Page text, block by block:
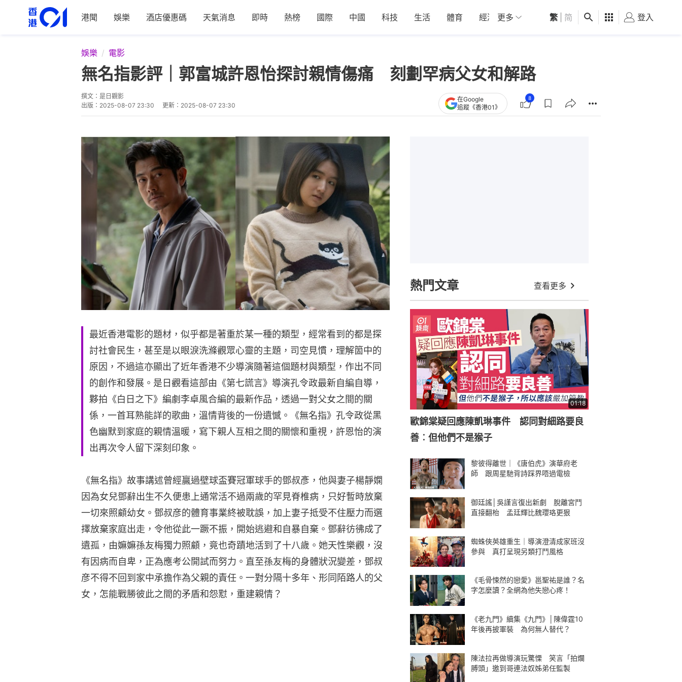
港聞 娛樂 酒店優惠碼 天氣消息 即時 熱榜 國際 中國 科技 生活 體育 經濟 01深圳 觀點 健康 好食玩飛
更多 繁 简 登入
娛樂 電影
無名指影評｜郭富城許恩怡探討親情傷痛 刻劃罕病父女和解路
撰文： 是日觀影
出版： 2025-08-07 23:30 更新： 2025-08-07 23:30
在Google
追蹤《香港01》
8
最近香港電影的題材，似乎都是著重於某一種的類型，經常看到的都是探
討社會民生，甚至是以眼淚洗滌觀眾心靈的主題，司空見慣，理解箇中的
原因，不過這亦顯出了近年香港不少導演隨著這個題材與類型，作出不同
的創作和發展。是日觀看這部由《第七謊言》導演孔令政最新自編自導，
夥拍《白日之下》編劇李卓風合編的最新作品，透過一對父女之間的關
係，一首耳熟能詳的歌曲，溫情背後的一份遺憾。《無名指》孔令政從黑
色幽默到家庭的親情溫暖，寫下親人互相之間的關懷和重視，許恩怡的演
出再次令人留下深刻印象。
《無名指》故事講述曾經贏過壁球盃賽冠軍球手的鄧叔彥，他與妻子楊靜嫻
因為女兒鄧辭出生不久便患上通常活不過兩歲的罕見脊椎病，只好暫時放棄
一切來照顧幼女。鄧叔彦的體育事業終被耽誤，加上妻子抵受不住壓力而選
擇放棄家庭出走，令他從此一蹶不振，開始逃避和自暴自棄。鄧辭彷彿成了
遺孤，由嫲嫲孫友梅獨力照顧，竟也奇蹟地活到了十八歲。她天性樂觀，沒
有因病而自卑，正為應考公開試而努力。直至孫友梅的身體狀況變差，鄧叔
彦不得不回到家中承擔作為父親的責任。一對分隔十多年、形同陌路人的父
女，怎能戰勝彼此之間的矛盾和怨懟，重建親情？
熱門文章 查看更多
01:18
歐錦棠疑回應陳凱琳事件 認同對細路要良
善︰但他們不是猴子
黎彼得離世｜《唐伯虎》演華府老
師 跟周星馳背詩踩界唔過電檢
御廷謠│吳謹言復出新劇 脫離宮鬥
直接翻枱 孟廷輝比魏瓔珞更狠
蜘蛛俠英雄重生｜導演澄清成家班沒
參與 真打呈現另類打鬥風格
《毛骨悚然的戀愛》邕聖祐是誰？名
字怎麼讀？全網為他失戀心疼！
《老九門》續集《九門》│陳偉霆10
年後再披軍裝 為何無人替代？
陳法拉再做導演玩驚慄 笑言「拍爛
膊頭」邀到哥連法奴姊弟任監製